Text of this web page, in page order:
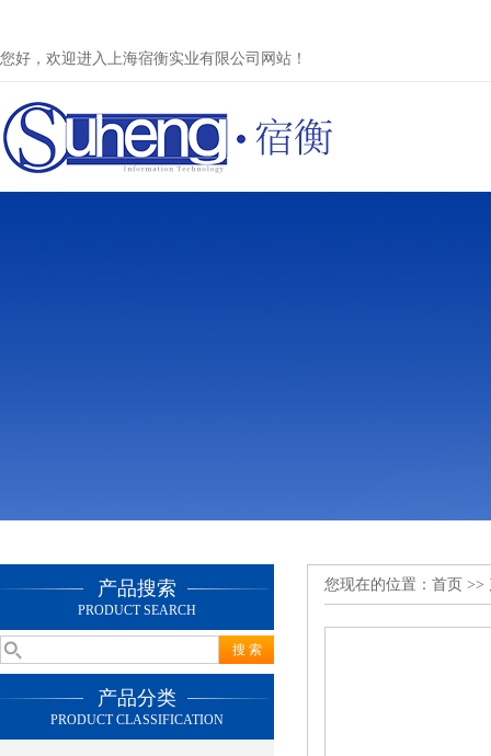
您好，欢迎进入上海宿衡实业有限公司网站！
产品搜索
PRODUCT SEARCH
产品分类
PRODUCT CLASSIFICATION
您现在的位置： 首页 >>